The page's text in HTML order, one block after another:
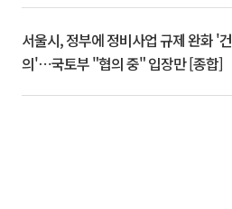
서울시, 정부에 정비사업 규제 완화 '건
의'⋯국토부 "협의 중" 입장만 [종합]